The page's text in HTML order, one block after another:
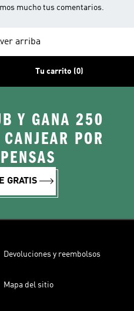
mucho tus comentarios.
arriba
Tu carrito (0)
Y GANA 250
POR
GRATIS
Devoluciones y reembolsos
Mapa del sitio